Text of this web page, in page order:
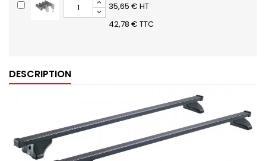
35,65 € HT
42,78 € TTC
DESCRIPTION